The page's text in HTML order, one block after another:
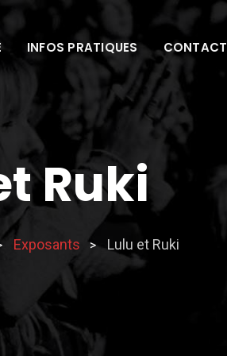
INFOS PRATIQUES CONTACT
Ruki
Exposants > Lulu et Ruki